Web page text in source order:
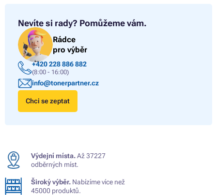
Nevíte si rady? Pomůžeme vám.
Rádce
pro výběr
+420 228 886 882
(8:00 - 16:00)
info@tonerpartner.cz
Chci se zeptat
Výdejní místa.Až 37227
odběrných míst.
Široký výběr. Nabízíme více než
45000 produktů.